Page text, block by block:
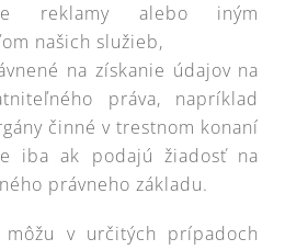
reklamy alebo iným
našich služieb,
na získanie údajov na
práva, napríklad
činné v trestnom konaní
iba ak podajú žiadosť na
právneho základu.
môžu v určitých prípadoch